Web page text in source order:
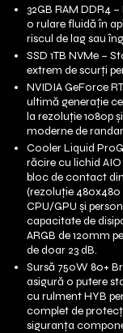
32GB RAM DDR4
o rulare fluidă în
riscul de lag sau
SSD 1TB NVMe –
extrem de scurți
NVIDIA GeForce
ultimă generație
la rezoluție 1080p
moderne de
Cooler Liquid
răcire cu lichid
bloc de contact
(rezoluție
CPU/GPU și
capacitate de
ARGB de 120mm
de doar 23 dB.
Sursă 750W 80+
asigură o putere
cu rulment HYB
complet de
siguranța